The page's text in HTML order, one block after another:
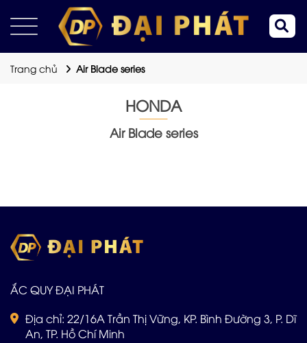
Trang chủ Air Blade series
HONDA
Air Blade series
ẮC QUY ĐẠI PHÁT
Địa chỉ: 22/16A Trần Thị Vững, KP. Bình Đường 3, P. Dĩ
An, TP. Hồ Chí Minh